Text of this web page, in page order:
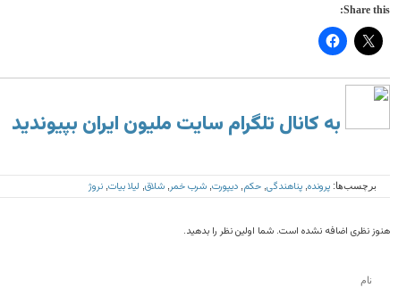
Share this:
به کانال تلگرام سایت ملیون ایران بپیوندید
برچسب‌ها: پرونده پناهندگی حکم دیپورت شرب خمر شلاق لیلا بیات نروژ
هنوز نظری اضافه نشده است. شما اولین نظر را بدهید.